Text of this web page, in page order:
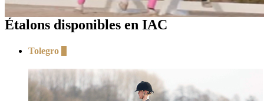
Étalons disponibles en IAC
Tolegro